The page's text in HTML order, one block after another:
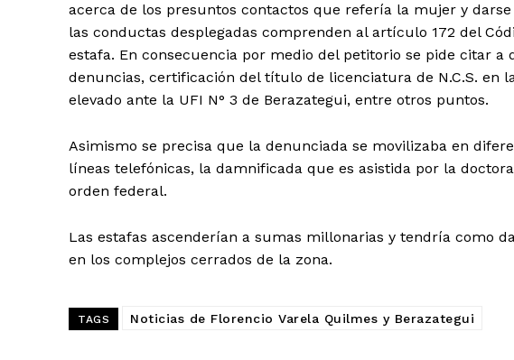
acerca de los presuntos contactos que refería la mujer y
las conductas desplegadas comprenden al artículo 172 del
estafa. En consecuencia por medio del petitorio se pide citar a
denuncias, certificación del título de licenciatura de N.C.S. en
elevado ante la UFI N° 3 de Berazategui, entre otros puntos.
Asimismo se precisa que la denunciada se movilizaba en
líneas telefónicas, la damnificada que es asistida por la
orden federal.
Las estafas ascenderían a sumas millonarias y tendría como
en los complejos cerrados de la zona.
TAGS Noticias de Florencio Varela Quilmes y Berazategui